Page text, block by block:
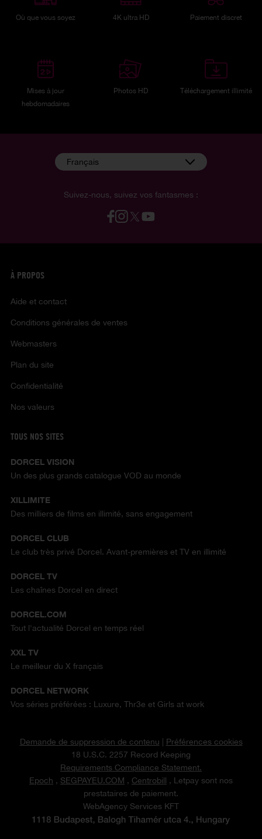
Où que vous soyez 4K ultra HD Paiement discret
Mises à jour
hebdomadaires
Photos HD Téléchargement illimité
Suivez-nous, suivez vos fantasmes :
Français
À PROPOS
Aide et contact
Conditions générales de ventes
Webmasters
Plan du site
Confidentialité
Nos valeurs
TOUS NOS SITES
DORCEL VISION
Un des plus grands catalogue VOD au monde
XILLIMITE
Des milliers de films en illimité, sans engagement
DORCEL CLUB
Le club très privé Dorcel. Avant-premières et TV en illimité
DORCEL TV
Les chaînes Dorcel en direct
DORCEL.COM
Tout l'actualité Dorcel en temps réel
XXL TV
Le meilleur du X français
DORCEL NETWORK
Vos séries préférées : Luxure, Thr3e et Girls at work
Demande de suppression de contenu
Préférences cookies
18 U.S.C. 2257 Record Keeping
Requirements Compliance Statement.
Epoch , SEGPAYEU.COM , Centrobill , Letpay sont nos
prestataires de paiement.
WebAgency Services KFT